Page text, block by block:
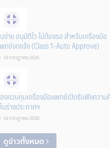
ง่าย อนุมัติไว ไม่ต้องรอ สำหรับเครื่องมือ
ทย์จดแจ้ง (Class 1-Auto Approve)
14 กรกฎาคม 2026
งควบคุมเครื่องมือแพทย์เปิดรับฟังความ
นร่างประกาศฯ
14 กรกฎาคม 2026
ดูข่าวทั้งหมด